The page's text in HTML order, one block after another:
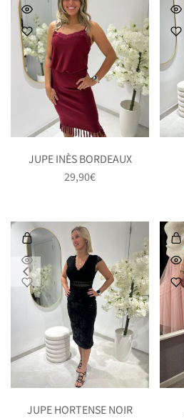
JUPE INÈS BORDEAUX
29,90€
JUPE HORTENSE NOIR